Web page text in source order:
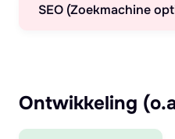
SEO (Zoekmachine
Ontwikkeling